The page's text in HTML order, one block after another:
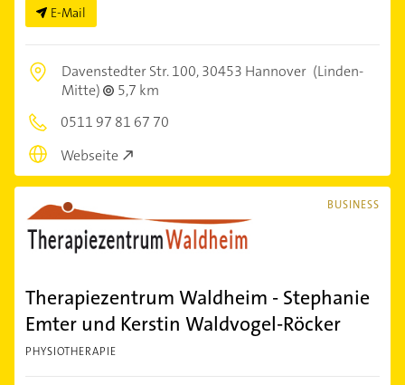
E-Mail
Davenstedter Str. 100,30453 Hannover (Linden-
Mitte)
5,7 km
0511 97 81 67 70
Webseite
BUSINESS
Therapiezentrum Waldheim - Stephanie
Emter und Kerstin Waldvogel-Röcker
PHYSIOTHERAPIE